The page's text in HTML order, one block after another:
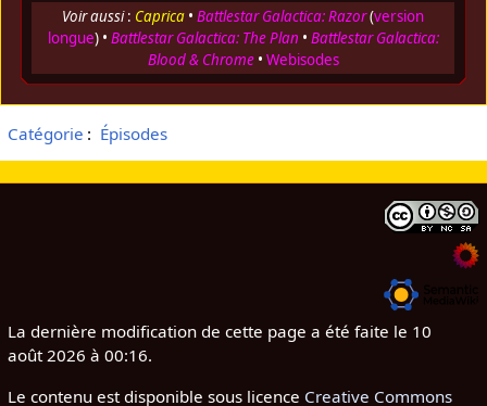
Voir aussi: Caprica •Battlestar Galactica: Razor(version
longue) • Battlestar Galactica: The Plan • Battlestar Galactica:
Blood & Chrome• Webisodes
Catégorie : Épisodes
La dernière modification de cette page a été faite le 10
août 2026 à 00:16.
Le contenu est disponible sous licence Creative Commons